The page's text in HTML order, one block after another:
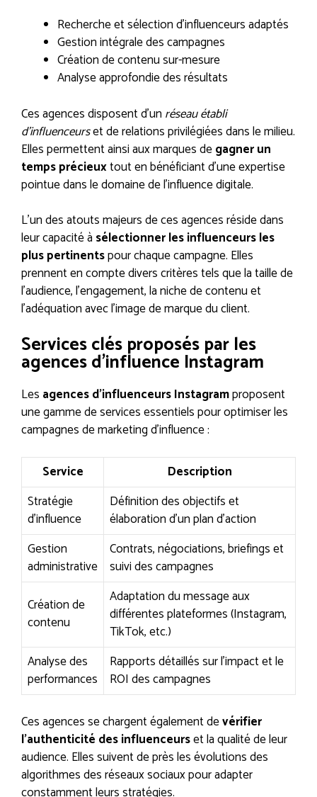
Recherche et sélection d’influenceurs adaptés
Gestion intégrale des campagnes
Création de contenu sur-mesure
Analyse approfondie des résultats
Ces agences disposent d’un réseau établi
d’influenceurset de relations privilégiées dans le milieu.
Elles permettent ainsi aux marques degagner un
temps précieuxtout en bénéficiant d’une expertise
pointue dans le domaine de l’influence digitale.
L’un des atouts majeurs de ces agences réside dans
leur capacité à sélectionner les influenceurs les
plus pertinentspour chaque campagne. Elles
prennent en compte divers critères tels que la taille de
l’audience, l’engagement, la niche de contenu et
l’adéquation avec l’image de marque du client.
Services clés proposés par les
agences d’influence Instagram
Les agences d’influenceurs Instagramproposent
une gamme de services essentiels pour optimiser les
campagnes de marketing d’influence :
Service
Description
Stratégie
d’influence
Définition des objectifs et
élaboration d’un plan d’action
Gestion
administrative
Contrats, négociations, briefings et
suivi des campagnes
Création de
contenu
Adaptation du message aux
différentes plateformes (Instagram,
TikTok, etc.)
Analyse des
performances
Rapports détaillés sur l’impact et le
ROI des campagnes
Ces agences se chargent également devérifier
l’authenticité des influenceurset la qualité de leur
audience. Elles suivent de près les évolutions des
algorithmes des réseaux sociaux pour adapter
constamment leurs stratégies.